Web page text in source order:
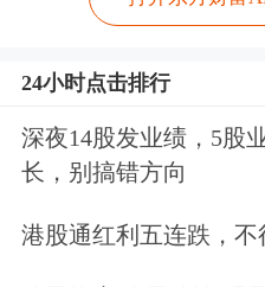
24小时点击排行
深夜14股发业绩，5股
长，别搞错方向
港股通红利五连跌，不